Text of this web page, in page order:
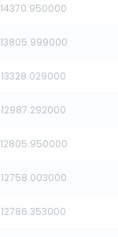
14370.950000
13805.999000
13328.029000
12987.292000
12805.950000
12758.003000
12786.353000